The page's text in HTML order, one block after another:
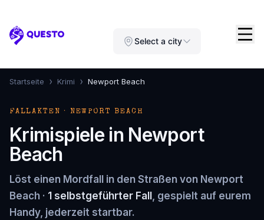
Questo Select a city
Startseite › Krimi › Newport Beach
FALLAKTEN · NEWPORT BEACH
Krimispiele in Newport
Beach
Löst einen Mordfall in den Straßen von Newport
Beach · 1 selbstgeführter Fall , gespielt auf eurem
Handy, jederzeit startbar.